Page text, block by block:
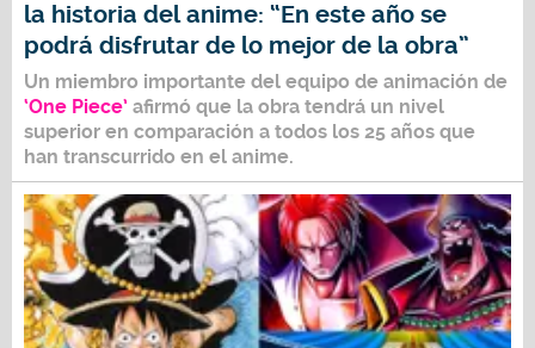
la historia del anime: “En este año se
podrá disfrutar de lo mejor de la obra”
Un miembro importante del equipo de animación de
‘One Piece’ afirmó que la obra tendrá un nivel
superior en comparación a todos los 25 años que
han transcurrido en el anime.